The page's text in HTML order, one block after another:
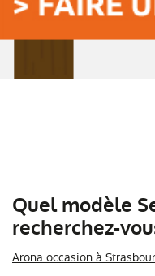
Quel modèle
recherchez-
Arona occasion à